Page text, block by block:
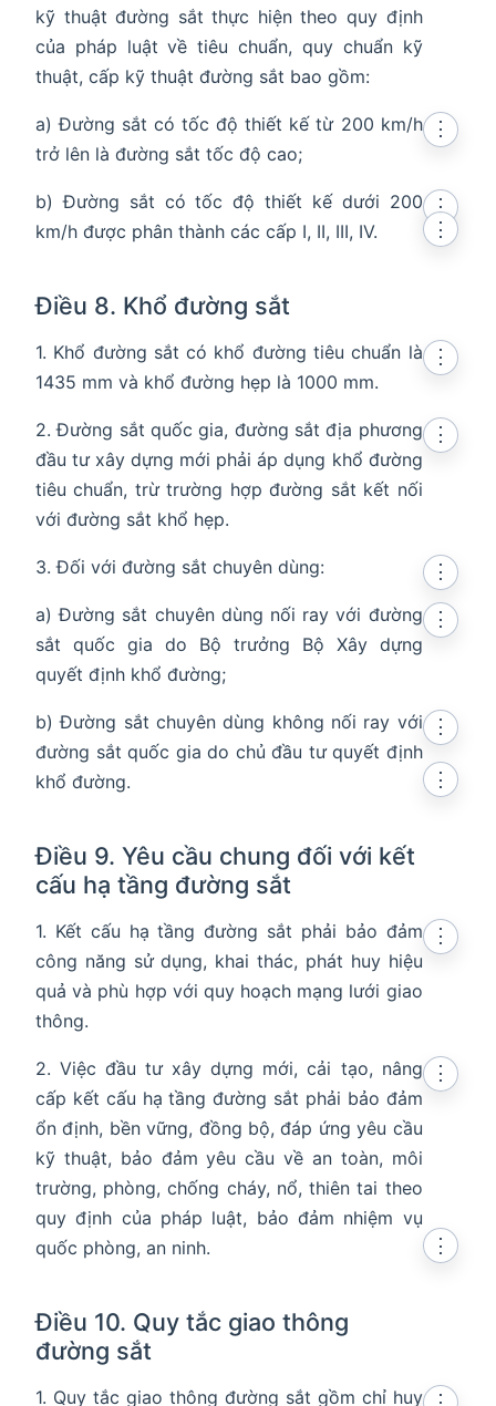
kỹ thuật đường sắt thực hiện theo quy định
của pháp luật về tiêu chuẩn, quy chuẩn kỹ
thuật, cấp kỹ thuật đường sắt bao gồm:
a) Đường sắt có tốc độ thiết kế từ 200 km/h
trở lên là đường sắt tốc độ cao;
⋮
b) Đường sắt có tốc độ thiết kế dưới 200
km/h được phân thành các cấp I, II, III, IV.
⋮
Điều 8. Khổ đường sắt
⋮
1. Khổ đường sắt có khổ đường tiêu chuẩn là
1435 mm và khổ đường hẹp là 1000 mm.
⋮
2. Đường sắt quốc gia, đường sắt địa phương
đầu tư xây dựng mới phải áp dụng khổ đường
tiêu chuẩn, trừ trường hợp đường sắt kết nối
với đường sắt khổ hẹp.
⋮
3. Đối với đường sắt chuyên dùng:
⋮
a) Đường sắt chuyên dùng nối ray với đường
sắt quốc gia do Bộ trưởng Bộ Xây dựng
quyết định khổ đường;
⋮
b) Đường sắt chuyên dùng không nối ray với
đường sắt quốc gia do chủ đầu tư quyết định
khổ đường.
⋮
Điều 9. Yêu cầu chung đối với kết
cấu hạ tầng đường sắt
⋮
1. Kết cấu hạ tầng đường sắt phải bảo đảm
công năng sử dụng, khai thác, phát huy hiệu
quả và phù hợp với quy hoạch mạng lưới giao
thông.
⋮
2. Việc đầu tư xây dựng mới, cải tạo, nâng
cấp kết cấu hạ tầng đường sắt phải bảo đảm
ổn định, bền vững, đồng bộ, đáp ứng yêu cầu
kỹ thuật, bảo đảm yêu cầu về an toàn, môi
trường, phòng, chống cháy, nổ, thiên tai theo
quy định của pháp luật, bảo đảm nhiệm vụ
quốc phòng, an ninh.
⋮
Điều 10. Quy tắc giao thông
đường sắt
⋮
1. Quy tắc giao thông đường sắt gồm chỉ huy